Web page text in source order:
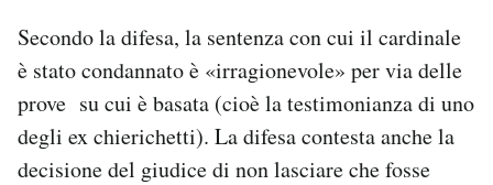
Secondo la difesa, la sentenza con cui il cardinale
è stato condannato è «irragionevole» per via delle
prove su cui è basata (cioè la testimonianza di uno
degli ex chierichetti). La difesa contesta anche la
decisione del giudice di non lasciare che fosse